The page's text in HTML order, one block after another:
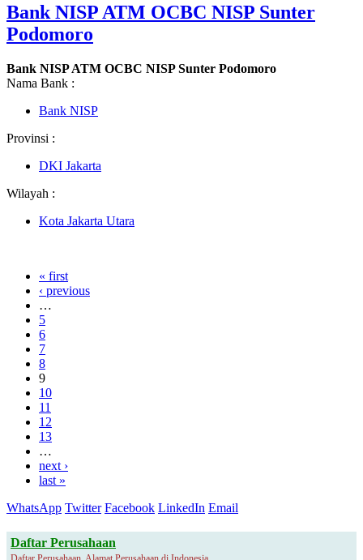
Bank NISP ATM OCBC NISP Sunter
Podomoro
Bank NISP ATM OCBC NISP Sunter Podomoro
Nama Bank :
Bank NISP
Provinsi :
DKI Jakarta
Wilayah :
Kota Jakarta Utara
« first
‹ previous
…
5
6
7
8
9
10
11
12
13
…
next ›
last »
WhatsApp Twitter Facebook LinkedIn Email
Daftar Perusahaan